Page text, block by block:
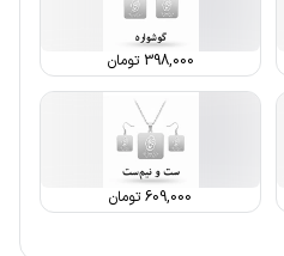
398,000 تومان
609,000تومان